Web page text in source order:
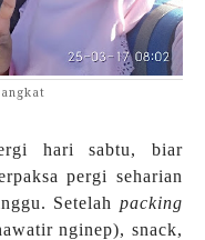
hari sabtu, biar
pergi seharian
Setelah packing
nginep), snack,